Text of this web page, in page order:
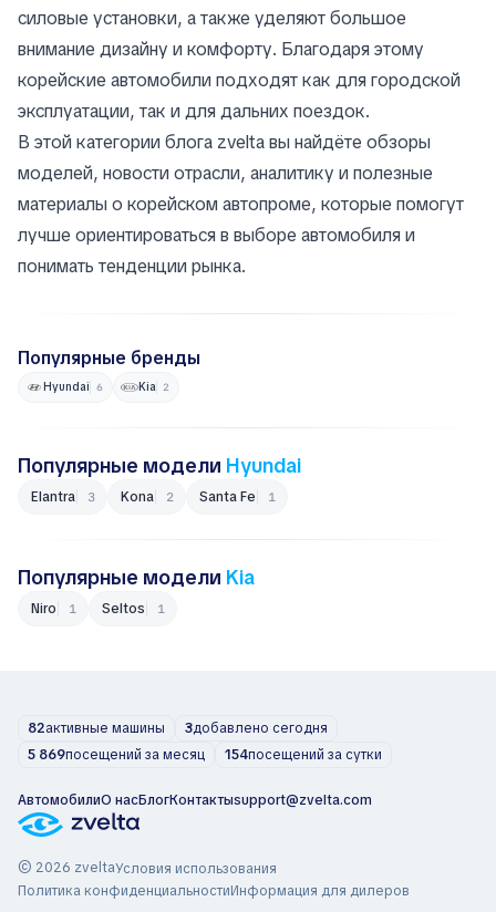
силовые установки, а также уделяют большое
внимание дизайну и комфорту. Благодаря этому
корейские автомобили подходят как для городской
эксплуатации, так и для дальних поездок.
В этой категории блога zvelta вы найдёте обзоры
моделей, новости отрасли, аналитику и полезные
материалы о корейском автопроме, которые помогут
лучше ориентироваться в выборе автомобиля и
понимать тенденции рынка.
Популярные бренды
Hyundai 6 Kia 2
Популярные модели Hyundai
Elantra 3 Kona 2 Santa Fe 1
Популярные модели Kia
Niro 1 Seltos 1
82активные машины 3добавлено сегодня
5 869посещений за месяц 154посещений за сутки
АвтомобилиО насБлогКонтактыsupport@zvelta.com
© 2026 zveltaУсловия использования
Политика конфиденциальностиИнформация для дилеров